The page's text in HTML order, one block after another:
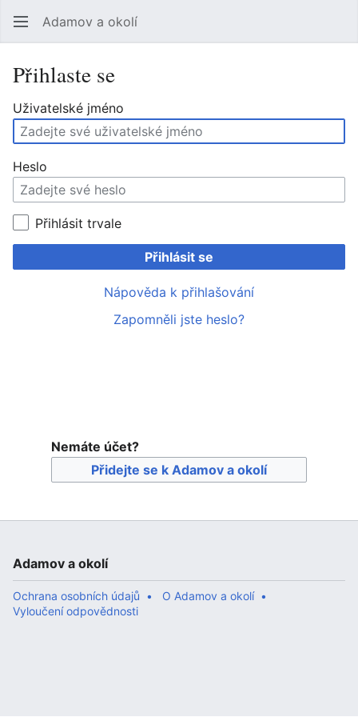
Adamov a okolí
Přihlaste se
Uživatelské jméno
Heslo
Přihlásit trvale
Přihlásit se
Nápověda k přihlašování
Zapomněli jste heslo?
Nemáte účet?
Přidejte se k Adamov a okolí
Adamov a okolí
Ochrana osobních údajů
O Adamov a okolí
Vyloučení odpovědnosti